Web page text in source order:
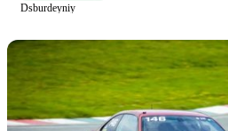
Dsburdeyniy